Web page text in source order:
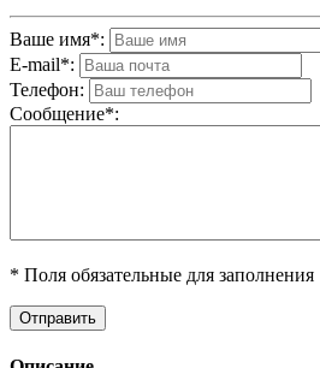
Ваше имя*:
E-mail*:
Телефон:
Cообщениe*:
* Поля обязательные для заполнения